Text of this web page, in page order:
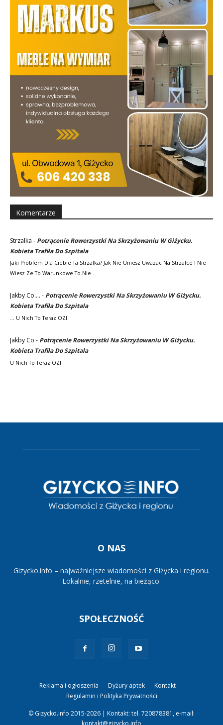
Komentarze
Strzalka - Potrącenie Rowerzystki Na Skrzyżowaniu W Giżycku.
Kobieta Trafiła Do Szpitala
Jaki Problem Dla Ciebie Ta Strzalka? Jak Nie Uniesz Uwazac Na Strzalce I Nie
Wiesz Ze To Warunkowe To Nie…
Jakby Co.... - Potrącenie Rowerzystki Na Skrzyżowaniu W Giżycku.
Kobieta Trafiła Do Szpitala
... U Nich To Teraz OZI.
Jakby Co - Potrącenie Rowerzystki Na Skrzyżowaniu W Giżycku.
Kobieta Trafiła Do Szpitala
U Nich To Teraz OZI.
O NAS
Gizycko.info – najważniejsze wiadomości z Giżycka i regionu.
Lokalnie, rzetelnie, na bieżąco.
SPOŁECZNOŚĆ
Reklama i ogłoszenia Dyżury aptek
Kontakt
Regulamin i Polityka Prywatności
© Gizycko.info 2015-2026 | Kontakt: tel. 720878381, e-mail: